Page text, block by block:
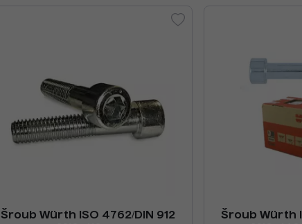
Šroub Würth ISO 4762/DIN 912
Šroub Würth